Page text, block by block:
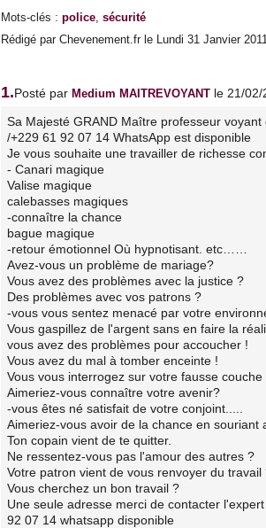
Mots-clés : police, sécurité
Rédigé par Chevenement.fr le Lundi 31 Janvier
1.Posté par Medium MAITREVOYANT le 21/
Sa Majesté GRAND Maître professeur
/+229 61 92 07 14 WhatsApp est disponible
Je vous souhaite une travailler de richesse
- Canari magique
Valise magique
calebasses magiques
-connaître la chance
bague magique
-retour émotionnel Où hypnotisant. etc……
Avez-vous un problème de mariage?
Vous avez des problèmes avec la justice ?
Des problèmes avec vos patrons ?
-vous vous sentez menacé par votre
Vous gaspillez de l'argent sans en faire la
vous avez des problèmes pour accoucher !
Vous avez du mal à tomber enceinte !
Vous vous interrogez sur votre fausse couche
Aimeriez-vous connaître votre avenir?
-vous êtes né satisfait de votre conjoint.....
Aimeriez-vous avoir de la chance en souriant
Ton copain vient de te quitter.
Ne ressentez-vous pas l'amour des autres ?
Votre patron vient de vous renvoyer du travail
Vous cherchez un bon travail ?
Une seule adresse merci de contacter
92 07 14 whatsapp disponible